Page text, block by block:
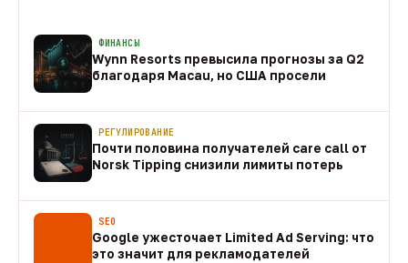
ФИНАНСЫ
Wynn Resorts превысила прогнозы за Q2
благодаря Macau, но США просели
РЕГУЛИРОВАНИЕ
Почти половина получателей care call от
Norsk Tipping снизили лимиты потерь
SEO
Google ужесточает Limited Ad Serving: что
это значит для рекламодателей